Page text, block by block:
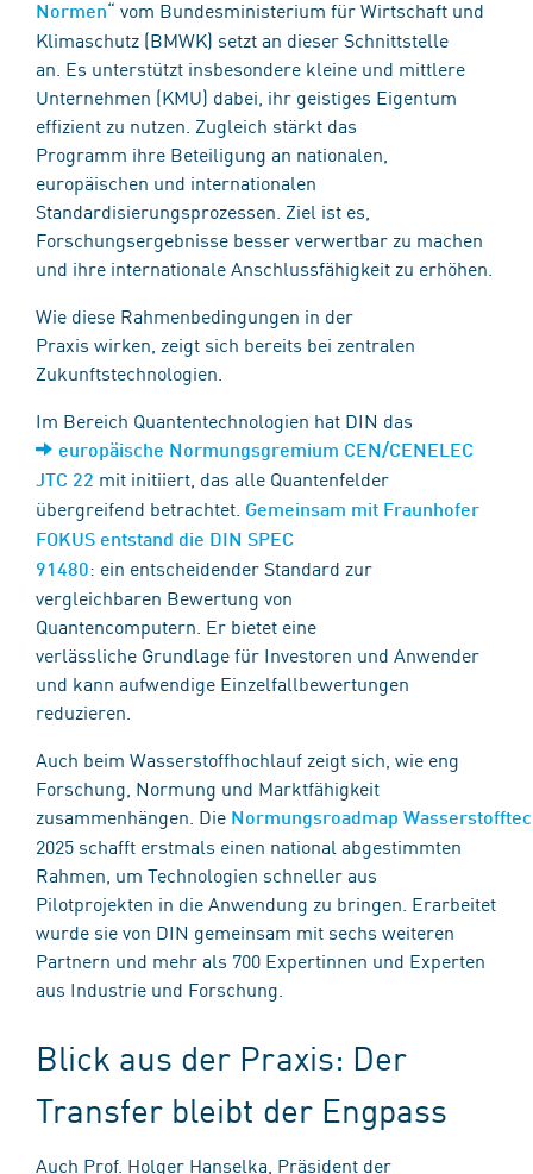
Normen“ vom Bundesministerium für Wirtschaft und
Klimaschutz (BMWK) setzt an dieser Schnittstelle
an. Es unterstützt insbesondere kleine und mittlere
Unternehmen (KMU) dabei, ihr geistiges Eigentum
effizient zu nutzen. Zugleich stärkt das
Programm ihre Beteiligung an nationalen,
europäischen und internationalen
Standardisierungsprozessen. Ziel ist es,
Forschungsergebnisse besser verwertbar zu machen
und ihre internationale Anschlussfähigkeit zu erhöhen.
Wie diese Rahmenbedingungen in der
Praxis wirken, zeigt sich bereits bei zentralen
Zukunftstechnologien.
Im Bereich Quantentechnologien hat DIN das
europäische Normungsgremium CEN/CENELEC
JTC 22 mit initiiert, das alle Quantenfelder
übergreifend betrachtet. Gemeinsam mit Fraunhofer
FOKUS entstand die DIN SPEC
91480: ein entscheidender Standard zur
vergleichbaren Bewertung von
Quantencomputern. Er bietet eine
verlässliche Grundlage für Investoren und Anwender
und kann aufwendige Einzelfallbewertungen
reduzieren.
Auch beim Wasserstoffhochlauf zeigt sich, wie eng
Forschung, Normung und Marktfähigkeit
zusammenhängen. Die Normungsroadmap
2025 schafft erstmals einen national abgestimmten
Rahmen, um Technologien schneller aus
Pilotprojekten in die Anwendung zu bringen. Erarbeitet
wurde sie von DIN gemeinsam mit sechs weiteren
Partnern und mehr als 700 Expertinnen und Experten
aus Industrie und Forschung.
Blick aus der Praxis: Der
Transfer bleibt der Engpass
Auch Prof. Holger Hanselka, Präsident der